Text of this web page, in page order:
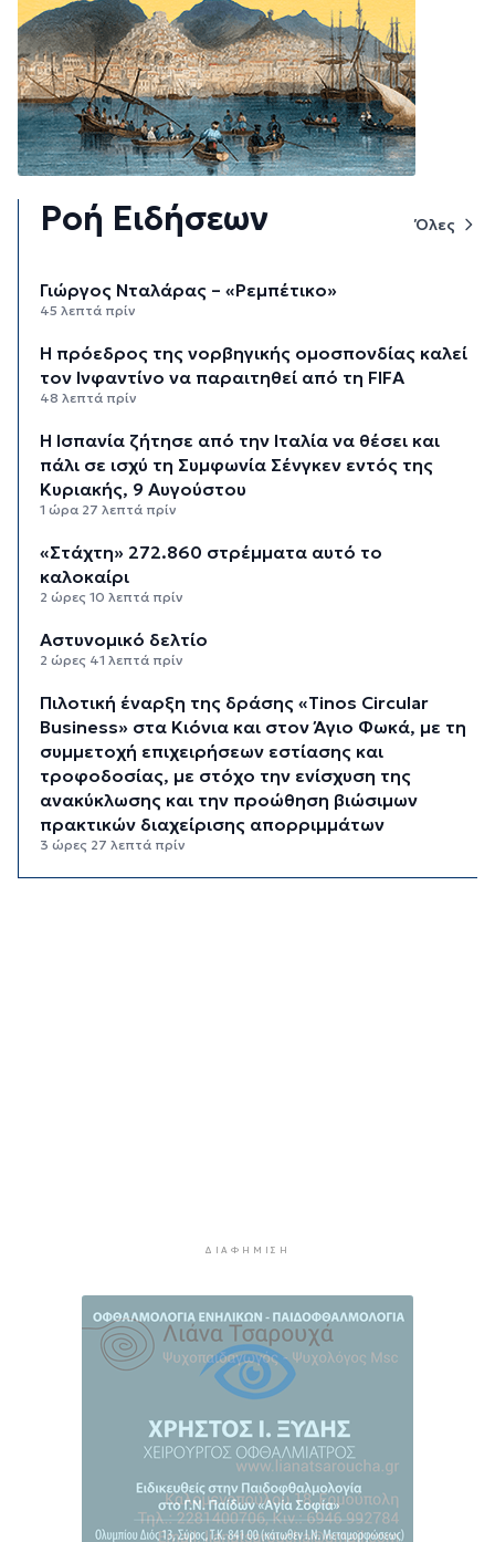
Ροή Ειδήσεων Όλες
Γιώργος Νταλάρας – «Ρεμπέτικο»
45 λεπτά πρίν
Η πρόεδρος της νορβηγικής ομοσπονδίας καλεί
τον Ινφαντίνο να παραιτηθεί από τη FIFA
48 λεπτά πρίν
H Ισπανία ζήτησε από την Ιταλία να θέσει και
πάλι σε ισχύ τη Συμφωνία Σένγκεν εντός της
Κυριακής, 9 Αυγούστου
1 ώρα 27 λεπτά πρίν
«Στάχτη» 272.860 στρέμματα αυτό το
καλοκαίρι
2 ώρες 10 λεπτά πρίν
Αστυνομικό δελτίο
2 ώρες 41 λεπτά πρίν
Πιλοτική έναρξη της δράσης «Tinos Circular
Business» στα Κιόνια και στον Άγιο Φωκά, με τη
συμμετοχή επιχειρήσεων εστίασης και
τροφοδοσίας, με στόχο την ενίσχυση της
ανακύκλωσης και την προώθηση βιώσιμων
πρακτικών διαχείρισης απορριμμάτων
3 ώρες 27 λεπτά πρίν
Γονικές παροχές: Πότε μπορεί να θεωρηθούν
δωρεές και να φορολογηθούν
ΔΙΑΦΉΜΙΣΗ